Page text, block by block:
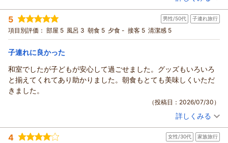
と、何よりでございます。これからも皆様に快適にお過ごしい
ただけるホテルを目指してまいります。
またのお越しを心よりお待ちしております。
（返信日：2026/08/03）
宿泊時期： 2026年07月宿泊 (家族旅行)
投稿者： ララさん
宿泊プラン： 【じゃらんスペシャルオファー】天然温泉付き大浴場でリフレ
ッシュステイ（朝食付き）
ツイン 朝のみ
宿泊価格帯： 10,001～11,000円(大人一人あたり/税込)
ホテル エミオン 東京ベイからの返信
この度もホテルエミオン東京ベイをご利用いただき、誠にあり
がとうございます。
ご朝食をお楽しみいただけた様子を拝読し、大変うれしく思い
お書きいただきました通り、22階のご朝食会場につきまして
は、お日にち限定且つ数量限定でのご案内になりますが、1階の
5 男性/50代 子連れ旅行
項目別評価： 部屋 5 風呂 3 朝食 5 夕食 - 接客 5 清潔感 5
子連れに良かった
和室でしたが子どもが安心して過ごせました。グッズもいろいろ
と揃えてくれてあり助かりました。朝食もとても美味しくいただ
きました。
（投稿日：2026/07/30）
投稿者： たけしさん(男性/50代)
宿泊プラン： エミオン☆シンプルステイプラン（朝食付き）
和室
詳しくみる
4 女性/30代 家族旅行